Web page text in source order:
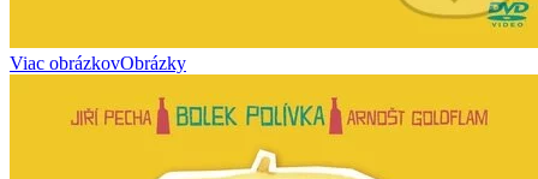
Viac obrázkovObrázky